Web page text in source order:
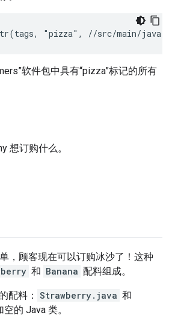
软件包中具有“pizza”标记的所有
想订购什么。
，顾客现在可以订购冰沙了！这种
和 Banana 配料组成。
配料： Strawberry.java 和
空的 Java 类。